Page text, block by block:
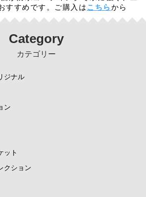
み
ナル
すすめです。ご購入はこちらから
Category
カテゴリー
ジナル
ン
ット
クション